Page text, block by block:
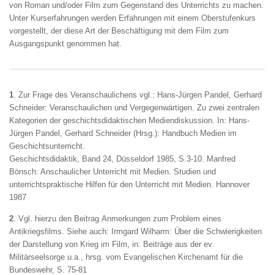
von Roman und/oder Film zum Gegenstand des Unterrichts zu machen.
Unter Kurserfahrungen werden Erfahrungen mit einem Oberstufenkurs
vorgestellt, der diese Art der Beschäftigung mit dem Film zum
Ausgangspunkt genommen hat.
1. Zur Frage des Veranschaulichens vgl.: Hans-Jürgen Pandel, Gerhard
Schneider: Veranschaulichen und Vergegenwärtigen. Zu zwei zentralen
Kategorien der geschichtsdidaktischen Mediendiskussion. In: Hans-
Jürgen Pandel, Gerhard Schneider (Hrsg.): Handbuch Medien im
Geschichtsunterricht.
Geschichtsdidaktik, Band 24, Düsseldorf 1985, S.3-10. Manfred
Bönsch: Anschaulicher Unterricht mit Medien. Studien und
unterrichtspraktische Hilfen für den Unterricht mit Medien. Hannover
1987
2 . Vgl. hierzu den Beitrag Anmerkungen zum Problem eines
Antikriegsfilms . Siehe auch: Irmgard Wilharm: Über die Schwierigkeiten
der Darstellung von Krieg im Film, in: Beiträge aus der ev.
Militärseelsorge u.a., hrsg. vom Evangelischen Kirchenamt für die
Bundeswehr, S. 75-81